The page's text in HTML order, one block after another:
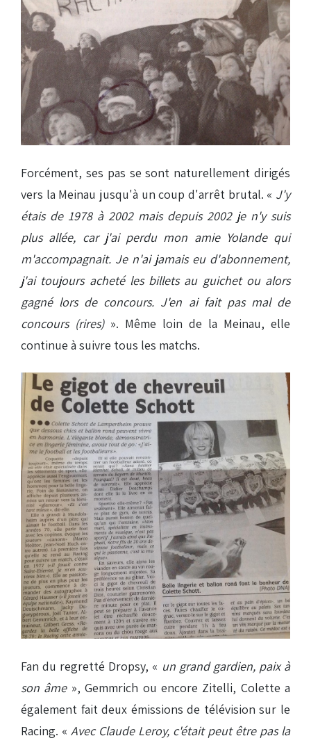
Forcément, ses pas se sont naturellement dirigés
vers la Meinau jusqu'à un coup d'arrêt brutal. « J'y
étais de 1978 à 2002 mais depuis 2002 je n'y suis
plus allée, car j'ai perdu mon amie Yolande qui
m'accompagnait. Je n'ai jamais eu d'abonnement,
j'ai toujours acheté les billets au guichet ou alors
gagné lors de concours. J'en ai fait pas mal de
concours (rires)». Même loin de la Meinau, elle
continue à suivre tous les matchs.
Fan du regretté Dropsy, « un grand gardien, paix à
son âme», Gemmrich ou encore Zitelli, Colette a
également fait deux émissions de télévision sur le
Racing. « Avec Claude Leroy, c'était peut être pas la